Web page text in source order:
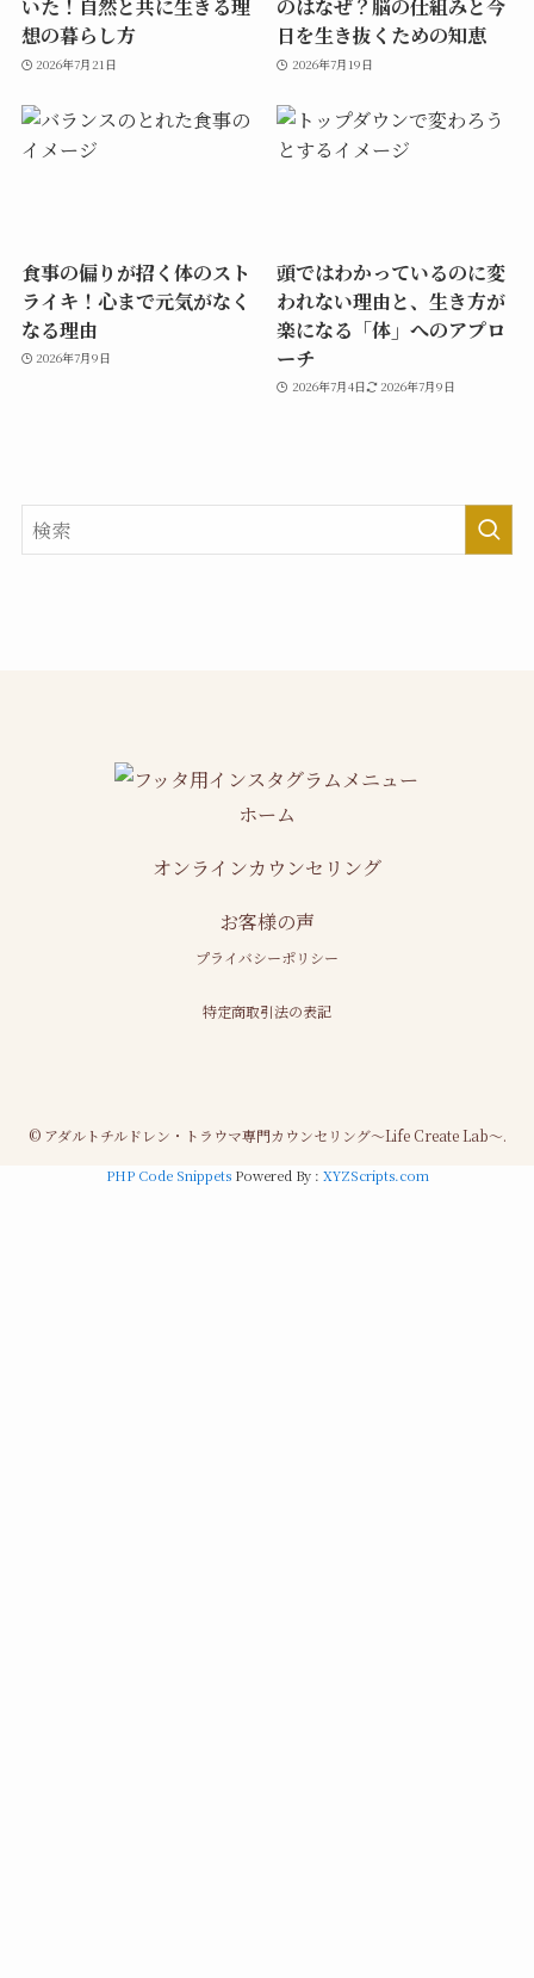
いた！自然と共に生きる理
想の暮らし方
2026年7月21日
のはなぜ？脳の仕組みと今
日を生き抜くための知恵
2026年7月19日
食事の偏りが招く体のスト
ライキ！心まで元気がなく
なる理由
2026年7月9日
頭ではわかっているのに変
われない理由と、生き方が
楽になる「体」へのアプロ
ーチ
2026年7月4日 2026年7月9日
ホーム
オンラインカウンセリング
お客様の声
プライバシーポリシー
特定商取引法の表記
©アダルトチルドレン・トラウマ専門カウンセリング～Life Create Lab～.
PHP Code SnippetsPowered By : XYZScripts.com